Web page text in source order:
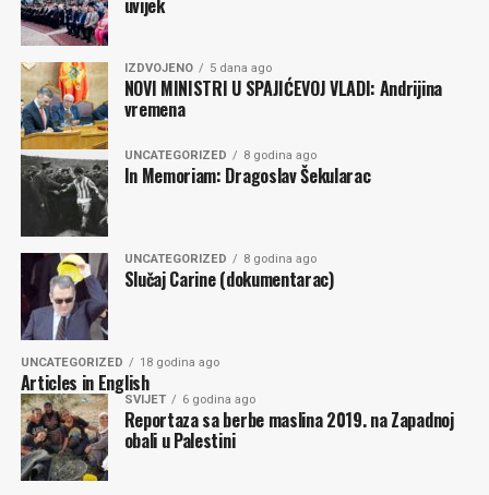
uvijek
IZDVOJENO 5 dana ago
NOVI MINISTRI U SPAJIĆEVOJ VLADI: Andrijina
vremena
UNCATEGORIZED 8 godina ago
In Memoriam: Dragoslav Šekularac
UNCATEGORIZED 8 godina ago
Slučaj Carine (dokumentarac)
UNCATEGORIZED 18 godina ago
Articles in English
SVIJET 6 godina ago
Reportaza sa berbe maslina 2019. na Zapadnoj
obali u Palestini